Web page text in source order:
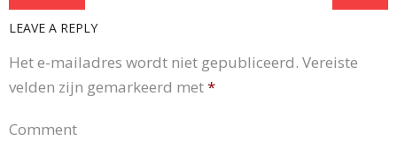
LEAVE A REPLY
Het e-mailadres wordt niet gepubliceerd. Vereiste
velden zijn gemarkeerd met*
Comment